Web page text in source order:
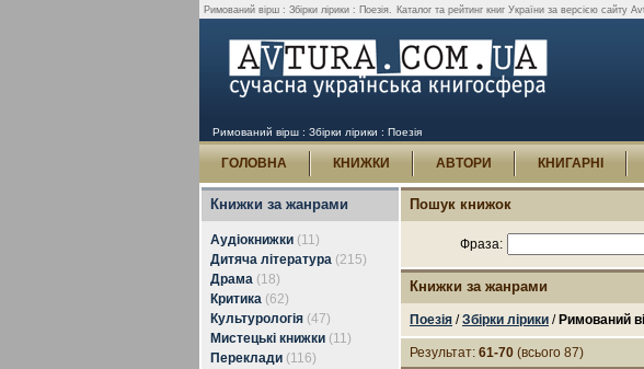
Римований вірш : Збірки лірики : Поезія. Каталог та рейтинг книг України за версією сайту
Римований вірш : Збірки лірики : Поезія
ГОЛОВНА КНИЖКИ АВТОРИ КНИГАРНІ
Книжки за жанрами
Аудіокнижки (11)
Дитяча література (215)
Драма (18)
Критика (62)
Культурологія (47)
Мистецькі книжки (11)
Переклади (116)
Пошук книжок
Фраза:
Книжки за жанрами
Поезія /Збірки лірики / Римований
Результат: 61-70 (всього 87)